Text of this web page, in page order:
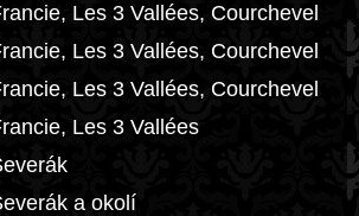
Les 3 Vallées, Courchevel
Les 3 Vallées, Courchevel
Les 3 Vallées, Courchevel
Les 3 Vallées
a okolí